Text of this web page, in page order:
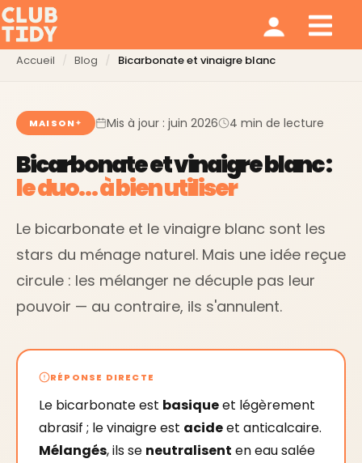
Accueil Blog Bicarbonate et vinaigre blanc
MAISON Mis à jour : juin 2026 4 min de lecture
Bicarbonate et vinaigre blanc :
le duo… à bien utiliser
Le bicarbonate et le vinaigre blanc sont les
stars du ménage naturel. Mais une idée reçue
circule : les mélanger ne décuple pas leur
pouvoir — au contraire, ils s'annulent.
RÉPONSE DIRECTE
Le bicarbonate est basiqueet légèrement
abrasif ; le vinaigre est acideet anticalcaire.
Mélangés, ils se neutralisent en eau salée